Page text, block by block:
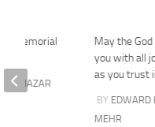
May the
you with all
as you trust
BY EDWARD
MEHR
memorial